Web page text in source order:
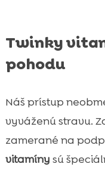
Twinky
pohodu
Náš prístup
vyváženú stravu.
zamerané na
vitamíny sú